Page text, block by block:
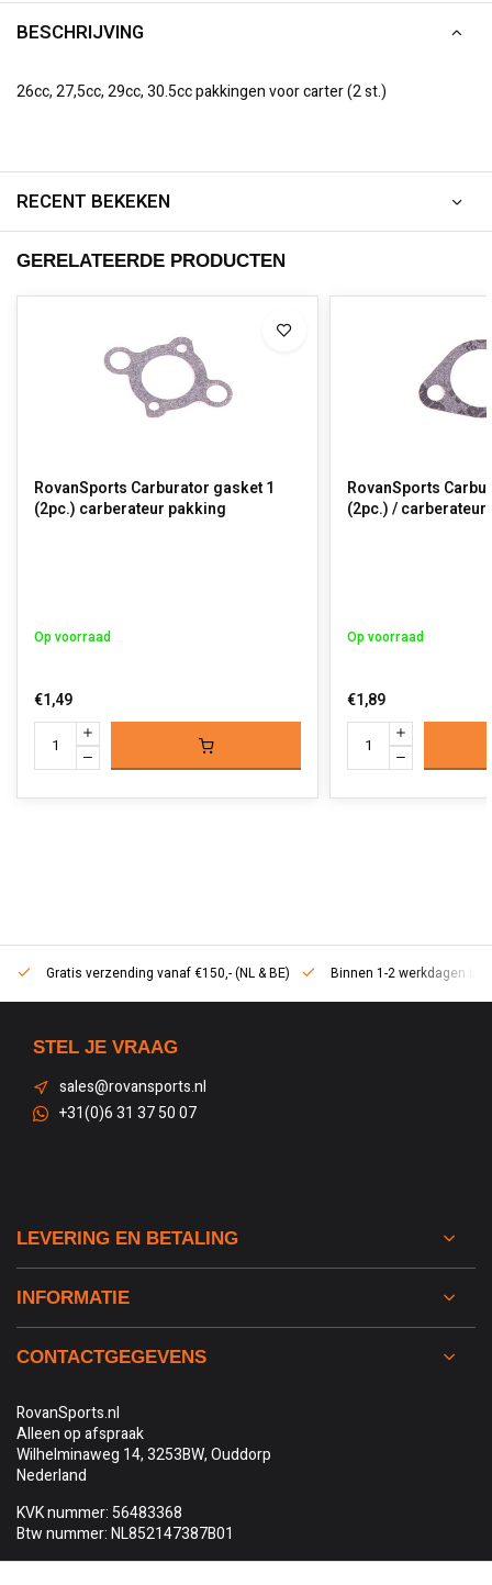
BESCHRIJVING
26cc, 27,5cc, 29cc, 30.5cc pakkingen voor carter (2 st.)
RECENT BEKEKEN
GERELATEERDE PRODUCTEN
RovanSports Carburator gasket 1
(2pc.) carberateur pakking
Op voorraad
€1,49
RovanSports
(2pc.) /
Op voorraad
€1,89
Gratis verzending vanaf €150,- (NL & BE) Binnen 1-2 werkdagen in
STEL JE VRAAG
sales@rovansports.nl
+31(0)6 31 37 50 07
LEVERING EN BETALING
INFORMATIE
CONTACTGEGEVENS
RovanSports.nl
Alleen op afspraak
Wilhelminaweg 14, 3253BW, Ouddorp
Nederland
KVK nummer: 56483368
Btw nummer: NL852147387B01